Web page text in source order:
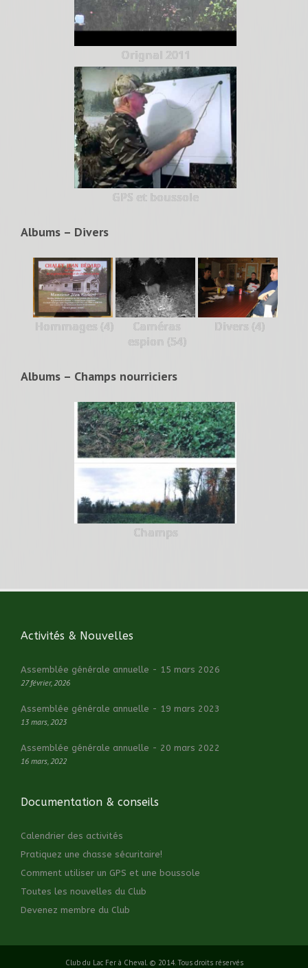
Orignal 2011
GPS et boussole
Albums – Divers
Hommages (4)
Caméras
espion (54)
Divers (4)
Albums – Champs nourriciers
Champs
Activités & Nouvelles
Assemblée générale annuelle - 15 mars 2026
27 février, 2026
Assemblée générale annuelle - 19 mars 2023
13 mars, 2023
Assemblée générale annuelle - 20 mars 2022
16 mars, 2022
Documentation & conseils
Calendrier des activités
Pratiquez une chasse sécuritaire!
Comment utiliser un GPS et une boussole
Toutes les nouvelles du Club
Devenez membre du Club
Club du Lac Fer à Cheval. © 2014. Tous droits réservés